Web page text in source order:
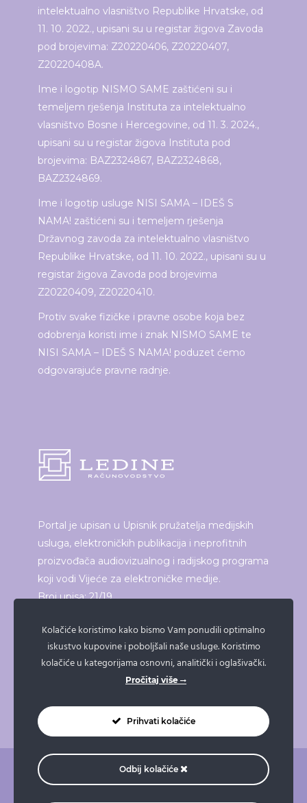
intelektualno vlasništvo Republike Hrvatske, od
11. 10. 2022., upisani su u registar žigova Zavoda
pod brojevima: Z20220406, Z20220407,
Z20220408A.
Ime i logotip NISMO SAME zaštićeni su i
temeljem rješenja Instituta za intelektualno
vlasništvo Bosne i Hercegovine, od 11. 3. 2024.,
upisani su u registar žigova Instituta pod
brojevima: BAZ2324867, BAZ2324868,
BAZ2324869.
Ime i logotip usluge NISI SAMA – IDEŠ S
NAMA! zaštićeni su i temeljem rješenja
Državnog zavoda za intelektualno vlasništvo
Republike Hrvatske, od 11. 10. 2022., upisani su u
registar žigova Zavoda pod brojevima
Z20220409, Z20220410.
Protiv svake fizičke i pravne osobe koja bez
odobrenja koristi ime i znak NISMO SAME te
NISI SAMA – IDEŠ S NAMA! poduzet ćemo
odgovarajuće pravne radnje.
Portal je upisan u Upisnik pružatelja medijskih
usluga, elektroničkih publikacija i neprofitnih
proizvođača audiovizualnog i radijskog programa
koji vodi Vijeće za elektroničke medije.
Broj upisa: 21/19
ISPRINTAJ ČLANAK
Kolačiće koristimo kako bismo Vam ponudili optimalno
iskustvo kupovine i poboljšali naše usluge. Koristimo
kolačiće u kategorijama osnovni, analitički i oglašivački.
Pročitaj više
Prihvati kolačiće
Odbij kolačiće